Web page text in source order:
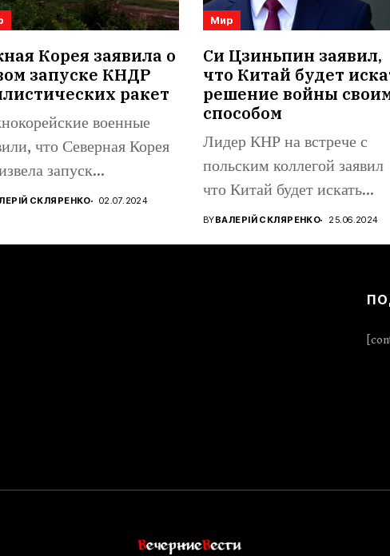
Корея заявила о
запуске КНДР
ракет
военные
что Северная Корея
запуск
ракеты в
СКЛЯРЕНКО 02.07.2024
Мир
Си Цзиньпин заявил,
что Китай будет
решение войны
способом
Лидер КНР на встрече с
польским коллегой заявил
что Китай будет искать...
BYВАЛЕРІЙ СКЛЯРЕНКО 25.06.2024